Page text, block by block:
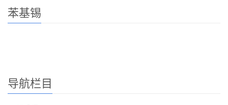
苯基锡
导航栏目